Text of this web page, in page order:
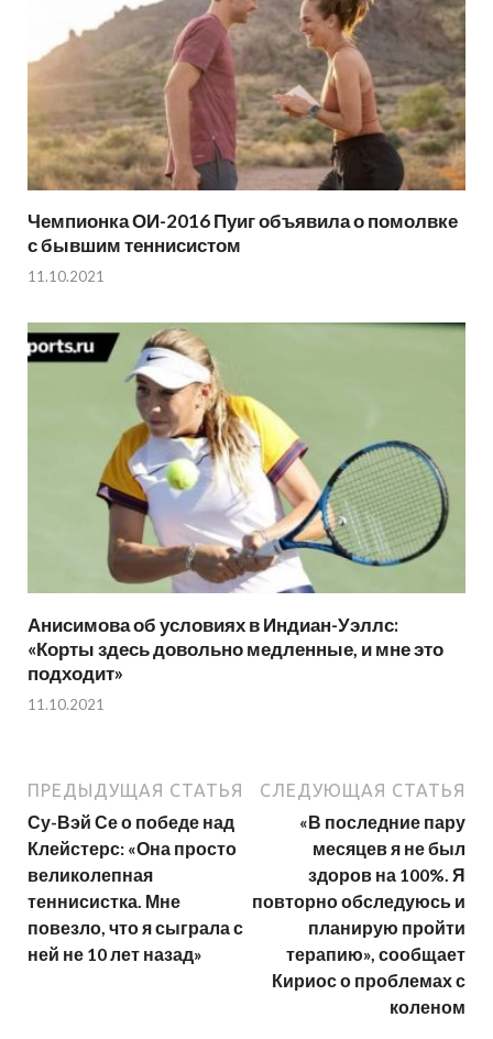
Чемпионка ОИ-2016 Пуиг объявила о помолвке
с бывшим теннисистом
11.10.2021
Анисимова об условиях в Индиан-Уэллс:
«Корты здесь довольно медленные, и мне это
подходит»
11.10.2021
ПРЕДЫДУЩАЯ СТАТЬЯ
Су-Вэй Се о победе над
Клейстерс: «Она просто
великолепная
теннисистка. Мне
повезло, что я сыграла с
ней не 10 лет назад»
СЛЕДУЮЩАЯ СТАТЬЯ
«В последние пару
месяцев я не был
здоров на 100%. Я
повторно обследуюсь и
планирую пройти
терапию», сообщает
Кириос о проблемах с
коленом